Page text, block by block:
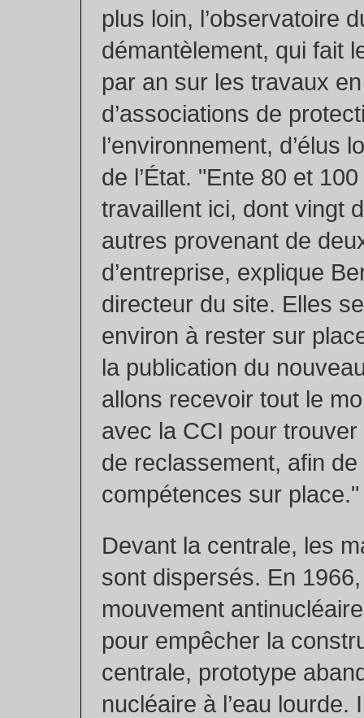
plus loin, l’observatoire
démantèlement, qui fait
par an sur les travaux
d’associations de
l’environnement, d’élus
de l’État. "Ente 80 et
travaillent ici, dont vingt
autres provenant de
d’entreprise, explique
directeur du site. Elles
environ à rester sur
la publication du
allons recevoir tout le
avec la CCI pour
de reclassement, afin
compétences sur place."
Devant la centrale, les
sont dispersés. En
mouvement
pour empêcher la
centrale, prototype
nucléaire à l’eau lourde.